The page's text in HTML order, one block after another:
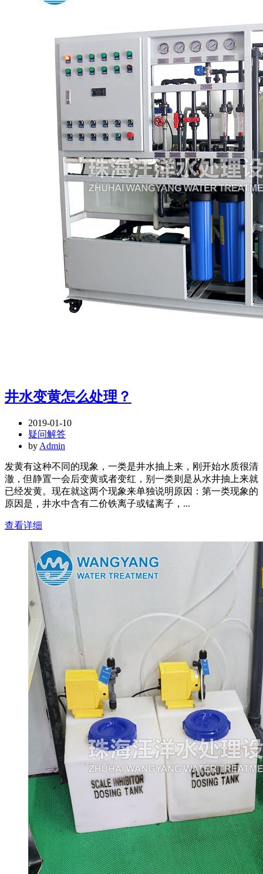
井水变黄怎么处理？
2019-01-10
疑问解答
by Admin
发黄有这种不同的现象，一类是井水抽上来，刚开始水质很清
澈，但静置一会后变黄或者变红，别一类则是从水井抽上来就
已经发黄。现在就这两个现象来单独说明原因：第一类现象的
原因是，井水中含有二价铁离子或锰离子，...
查看详细